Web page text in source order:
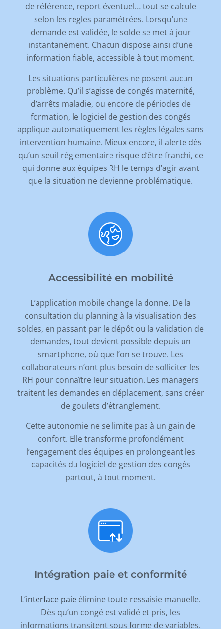
de référence, report éventuel… tout se calcule
selon les règles paramétrées. Lorsqu’une
demande est validée, le solde se met à jour
instantanément. Chacun dispose ainsi d’une
information fiable, accessible à tout moment.
Les situations particulières ne posent aucun
problème. Qu’il s’agisse de congés maternité,
d’arrêts maladie, ou encore de périodes de
formation, le logiciel de gestion des congés
applique automatiquement les règles légales sans
intervention humaine. Mieux encore, il alerte dès
qu’un seuil réglementaire risque d’être franchi, ce
qui donne aux équipes RH le temps d’agir avant
que la situation ne devienne problématique.
Accessibilité en mobilité
L’application mobile change la donne. De la
consultation du planning à la visualisation des
soldes, en passant par le dépôt ou la validation de
demandes, tout devient possible depuis un
smartphone, où que l’on se trouve. Les
collaborateurs n’ont plus besoin de solliciter les
RH pour connaître leur situation. Les managers
traitent les demandes en déplacement, sans créer
de goulets d’étranglement.
Cette autonomie ne se limite pas à un gain de
confort. Elle transforme profondément
l’engagement des équipes en prolongeant les
capacités du logiciel de gestion des congés
partout, à tout moment.
Intégration paie et conformité
L’interface paie élimine toute ressaisie manuelle.
Dès qu’un congé est validé et pris, les
informations transitent sous forme de variables.